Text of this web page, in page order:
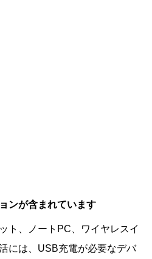
ンが含まれています
ト、ノートPC、ワイヤレスイ
には、USB充電が必要なデバ